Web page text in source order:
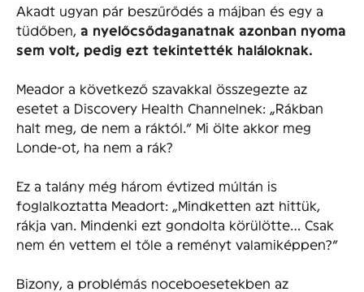
Akadt ugyan pár beszűrődés a májban és egy a
tüdőben, a nyelőcsődaganatnak azonban nyoma
sem volt, pedig ezt tekintették haláloknak.
Meador a következő szavakkal összegezte az
esetet a Discovery Health Channelnek: „Rákban
halt meg, de nem a ráktól.” Mi ölte akkor meg
Londe-ot, ha nem a rák?
Ez a talány még három évtized múltán is
foglalkoztatta Meadort: „Mindketten azt hittük,
rákja van. Mindenki ezt gondolta körülötte… Csak
nem én vettem el tőle a reményt valamiképpen?”
Bizony, a problémás noceboesetekben az